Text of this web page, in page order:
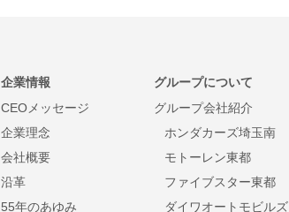
企業情報
CEOメッセージ
企業理念
会社概要
沿革
55年のあゆみ
グループについて
グループ会社紹介
ホンダカーズ埼玉南
モトーレン東都
ファイブスター東都
ダイワオートモビルズ